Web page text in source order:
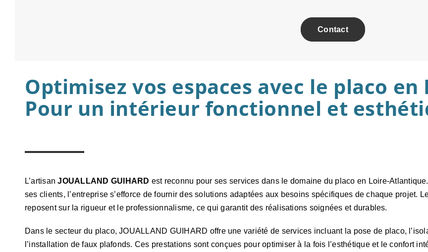
Contact
Optimisez vos espaces avec le placo
Pour un intérieur fonctionnel et
L’artisanJOUALLAND GUIHARD est reconnu pour ses services dans le domaine du placo en Loire-
ses clients, l’entreprise s’efforce de fournir des solutions adaptées aux besoins spécifiques de chaque projet.
reposent sur la rigueur et le professionnalisme, ce qui garantit des réalisations soignées et durables.
Dans le secteur du placo, JOUALLAND GUIHARD offre une variété de services incluant la pose de placo,
l’installation de faux plafonds. Ces prestations sont conçues pour optimiser à la fois l’esthétique et le confort